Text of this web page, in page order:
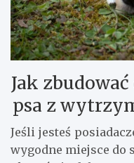
Jak
psa z
Jeśli jesteś
wygodne miejsce do